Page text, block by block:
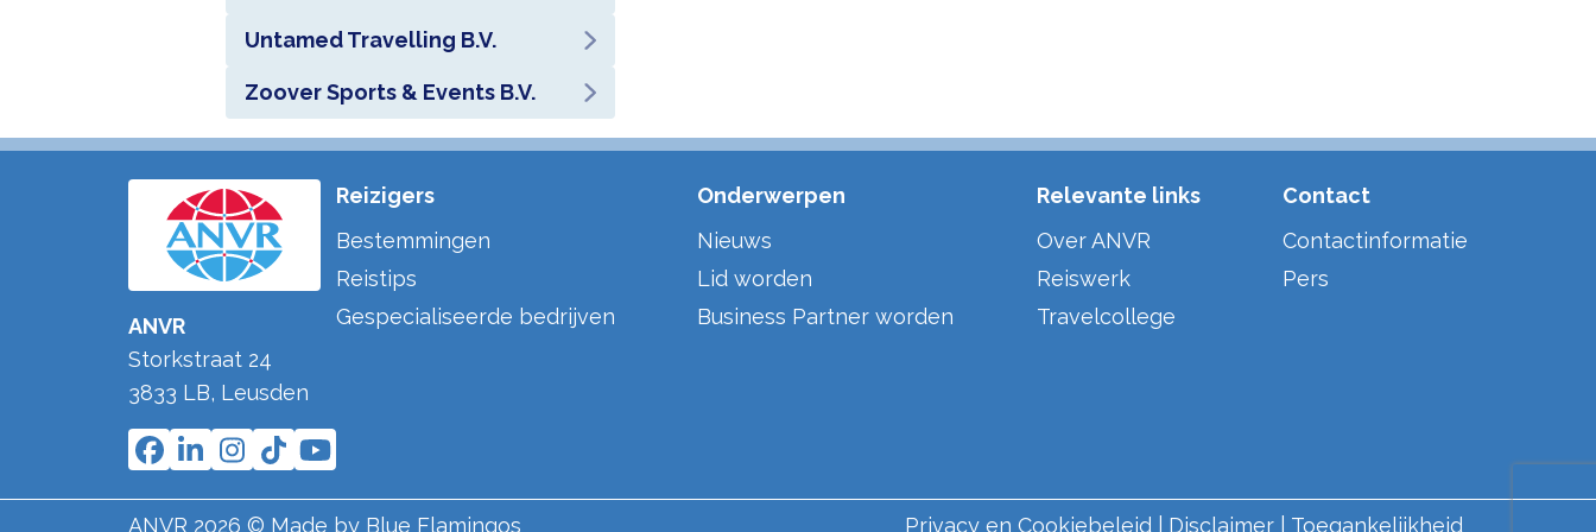
Untamed Travelling B.V.
Zoover Sports & Events B.V.
ANVR
Storkstraat 24
3833 LB, Leusden
Reizigers
Bestemmingen
Reistips
Gespecialiseerde bedrijven
Onderwerpen
Nieuws
Lid worden
Business Partner worden
Relevante links
Over ANVR
Reiswerk
Travelcollege
Contact
Contactinformatie
Pers
ANVR 2026 © Made by Blue Flamingos Privacy en Cookiebeleid Disclaimer Toegankelijkheid